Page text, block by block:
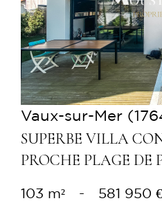
Voir
Vaux-sur-Mer
SUPERBE VILLA
PROCHE PLAGE DE
103 m² - 581 950 €